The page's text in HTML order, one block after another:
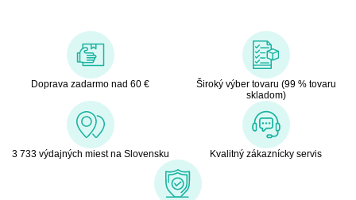
Doprava zadarmo nad 60 €
Široký výber tovaru (99 % tovaru
skladom)
3 733 výdajných miest na Slovensku Kvalitný zákaznícky servis